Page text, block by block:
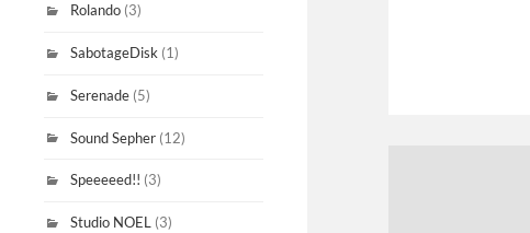
Rolando (3)
SabotageDisk (1)
Serenade (5)
Sound Sepher (12)
Speeeeed!! (3)
Studio NOEL (3)